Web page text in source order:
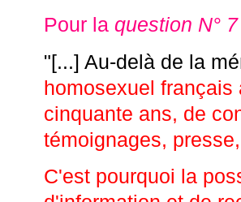
Pour la question N° 7
"[...] Au-delà de la
homosexuel
cinquante ans, de
témoignages,
C'est pourquoi la